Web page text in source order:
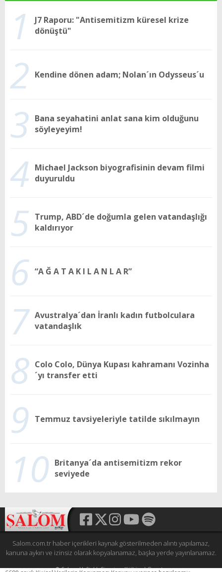
1
J7 Raporu: "Antisemitizm küresel krize
dönüştü"
2 Kendine dönen adam; Nolan´ın Odysseus´u
3 Bana seyahatini anlat sana kim olduğunu
söyleyeyim!
4 Michael Jackson biyografisinin devam filmi
duyuruldu
5 Trump, ABD´de doğumla gelen vatandaşlığı
kaldırıyor
6 “A Ğ A T A K I L A N L A R”
7 Avustralya´dan İranlı kadın futbolculara
vatandaşlık
8 Colo Colo, Dünya Kupası kahramanı Vozinha
´yı transfer etti
9 Temmuz tavsiyeleriyle tatilde sıkılmayın
10 Britanya´da antisemitizm rekor
seviyede
Salom.com.tr haber içerikleri kaynak gösterilmeden alıntı yapılamaz,
kanuna aykırı ve izinsiz olarak kopyalanamaz, başka yerde yayınlanamaz.
© Şalom Haftalık Siyasi ve Kültürel Gazete